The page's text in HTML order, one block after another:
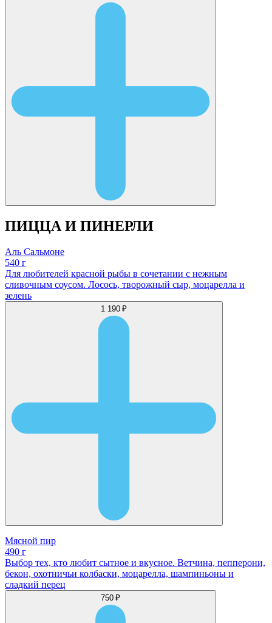
ПИЦЦА И ПИНЕРЛИ
Аль Сальмоне
540 г
Для любителей красной рыбы в сочетании с нежным
сливочным соусом. Лосось, творожный сыр, моцарелла и
зелень
1 190 ₽
Мясной пир
490 г
Выбор тех, кто любит сытное и вкусное. Ветчина, пепперони,
бекон, охотничьи колбаски, моцарелла, шампиньоны и
сладкий перец
750 ₽